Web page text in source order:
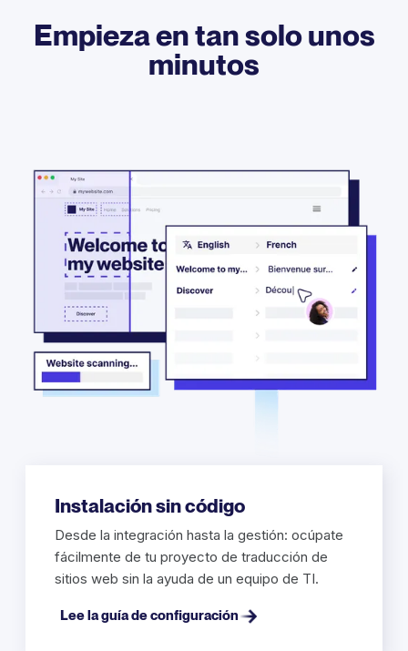
Empieza en tan solo unos
minutos
Instalación sin código
Desde la integración hasta la gestión: ocúpate
fácilmente de tu proyecto de traducción de
sitios web sin la ayuda de un equipo de TI.
Lee la guía de configuración